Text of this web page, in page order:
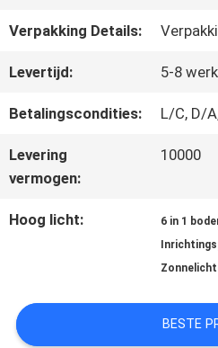
NIEUWS
ALLE
GEVALLEN
Verpakking Details:
Levertijd: 5-8
Betalingscondities: L/C, D/
Levering
vermogen:
10000
Hoog licht: 6 in 1
BESTE